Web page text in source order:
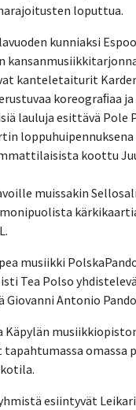
loputtua.
kunniaksi
kanteletaiturit
koreograﬁaa
lauluja esittävä Pole
koottu
muissakin
musiikki
Tea Polso
Antonio
Käpylän
omassa
esiintyvät